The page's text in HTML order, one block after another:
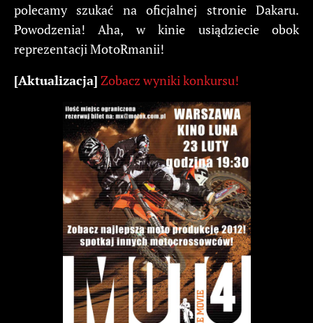
polecamy szukać na oficjalnej stronie Dakaru.
Powodzenia! Aha, w kinie usiądziecie obok
reprezentacji MotoRmanii!
[Aktualizacja] Zobacz wyniki konkursu!